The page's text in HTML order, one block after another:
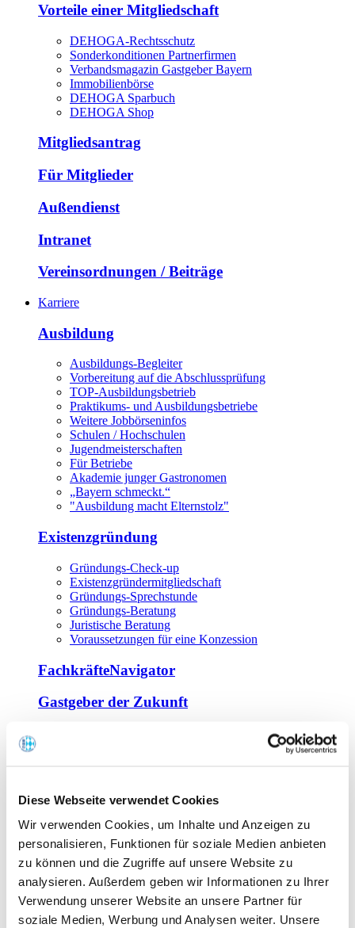
Diese Webseite verwendet Cookies
Wir verwenden Cookies, um Inhalte und Anzeigen zu
personalisieren, Funktionen für soziale Medien anbieten
zu können und die Zugriffe auf unsere Website zu
analysieren. Außerdem geben wir Informationen zu Ihrer
Verwendung unserer Website an unsere Partner für
soziale Medien, Werbung und Analysen weiter. Unsere
Vorteile einer Mitgliedschaft
DEHOGA-Rechtsschutz
Sonderkonditionen Partnerfirmen
Verbandsmagazin Gastgeber Bayern
Immobilienbörse
DEHOGA Sparbuch
DEHOGA Shop
Mitgliedsantrag
Für Mitglieder
Außendienst
Intranet
Vereinsordnungen / Beiträge
Karriere
Ausbildung
Ausbildungs-Begleiter
Vorbereitung auf die Abschlussprüfung
TOP-Ausbildungsbetrieb
Praktikums- und Ausbildungsbetriebe
Weitere Jobbörseninfos
Schulen / Hochschulen
Jugendmeisterschaften
Für Betriebe
Akademie junger Gastronomen
„Bayern schmeckt.“
"Ausbildung macht Elternstolz"
Existenzgründung
Gründungs-Check-up
Existenzgründermitgliedschaft
Gründungs-Sprechstunde
Gründungs-Beratung
Juristische Beratung
Voraussetzungen für eine Konzession
FachkräfteNavigator
Gastgeber der Zukunft
Offene Seminare
Tagen im Palais
Wirte-und Unternehmerbrief
Lernplattform BOUNTI
Partner
Branchennahe Organisationen